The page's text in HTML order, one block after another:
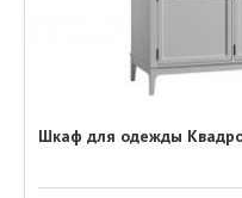
Шкаф для одежды